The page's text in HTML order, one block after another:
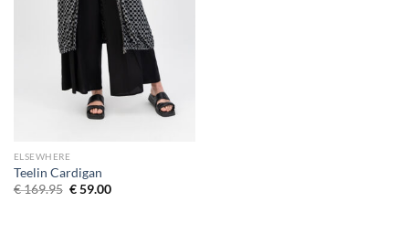
ELSEWHERE
Teelin Cardigan
€169.95 Oorspronkelijke prijs was: € 169.95.
€59.00Huidige prijs is: € 59.00.